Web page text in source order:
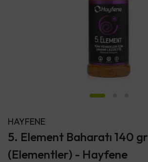
HAYFENE
5. Element Baharatı 140 gr
(Elementler) - Hayfene